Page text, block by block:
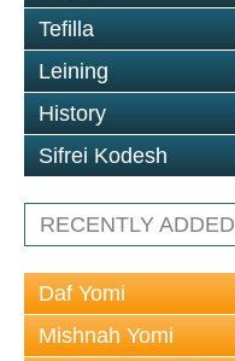
Tefilla
Leining
History
Sifrei Kodesh
RECENTLY ADDED
Daf Yomi
Mishnah Yomi